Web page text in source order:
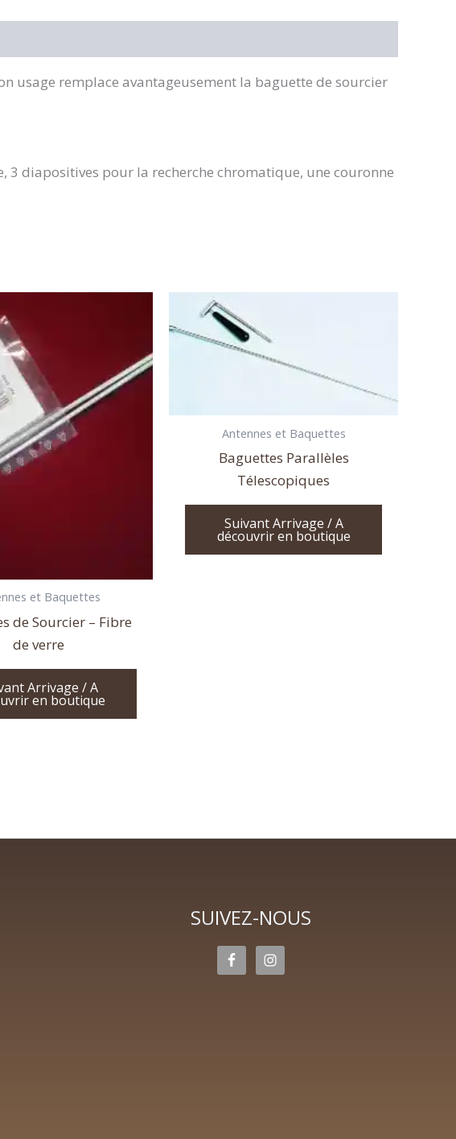
usage remplace avantageusement la baguette de sourcier
3 diapositives pour la recherche chromatique, une couronne
et Baquettes
de Sourcier – Fibre
de verre
Arrivage / A
en boutique
Antennes et Baquettes
Baguettes Parallèles
Télescopiques
Suivant Arrivage / A
découvrir en boutique
SUIVEZ-NOUS